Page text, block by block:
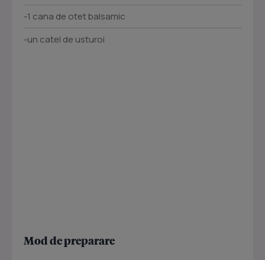
-1 cana de otet balsamic
-un catel de usturoi
Mod de preparare